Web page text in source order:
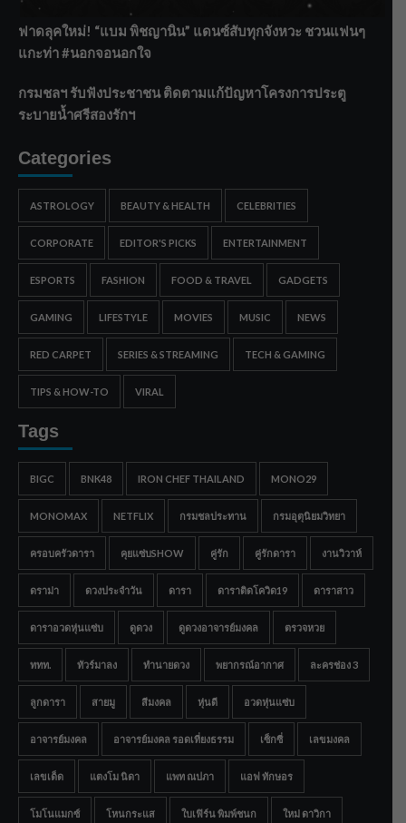
ฟาดลุคใหม่! “แบม พิชญานิน” แดนซ์สับทุกจังหวะ ชวนแฟนๆ
แกะท่า #นอกจอนอกใจ
กรมชลฯ รับฟังประชาชน ติดตามแก้ปัญหาโครงการประตู
ระบายน้ำศรีสองรักฯ
Categories
ASTROLOGY BEAUTY & HEALTH CELEBRITIES
CORPORATE EDITOR'S PICKS ENTERTAINMENT
ESPORTS FASHION FOOD & TRAVEL GADGETS
GAMING LIFESTYLE MOVIES MUSIC NEWS
RED CARPET SERIES & STREAMING TECH & GAMING
TIPS & HOW-TO VIRAL
Tags
BIGC BNK48 IRON CHEF THAILAND MONO29
MONOMAX NETFLIX กรมชลประทาน กรมอุตุนิยมวิทยา
ครอบครัวดารา คุยแซ่บSHOW คู่รัก คู่รักดารา งานวิวาห์
ดราม่า ดวงประจำวัน ดารา ดาราติดโควิด19 ดาราสาว
ดาราอวดหุ่นแซ่บ ดูดวง ดูดวงอาจารย์มงคล ตรวจหวย
ททท. ทัวร์มาลง ทำนายดวง พยากรณ์อากาศ ละครช่อง 3
ลูกดารา สายมู สีมงคล หุ่นดี อวดหุ่นแซ่บ
อาจารย์มงคล อาจารย์มงคล รอดเที่ยงธรรม เซ็กซี่ เลขมงคล
เลขเด็ด แตงโม นิดา แพท ณปภา แอฟ ทักษอร
โมโนแมกซ์ โหนกระแส ใบเฟิร์น พิมพ์ชนก ใหม่ ดาวิกา